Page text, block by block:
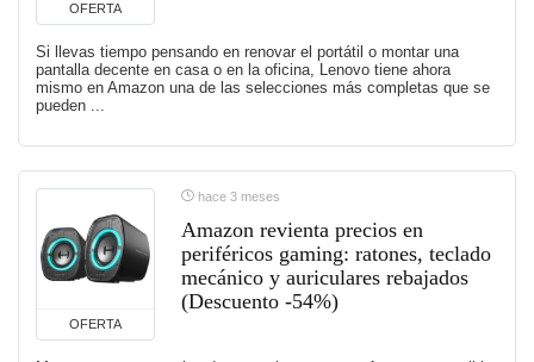
OFERTA
Si llevas tiempo pensando en renovar el portátil o montar una
pantalla decente en casa o en la oficina, Lenovo tiene ahora
mismo en Amazon una de las selecciones más completas que se
pueden ...
OFERTA
hace 3 meses
Amazon revienta precios en
periféricos gaming: ratones, teclado
mecánico y auriculares rebajados
(Descuento -54%)